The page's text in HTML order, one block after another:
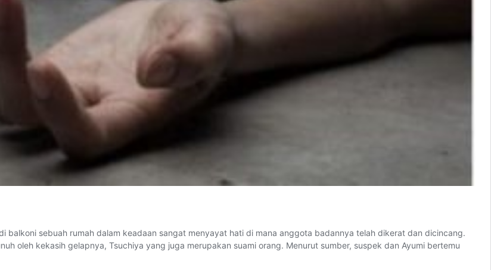
sebuah rumah dalam keadaan sangat menyayat hati di mana anggota badannya telah dikerat dan dicincang.
oleh kekasih gelapnya, Tsuchiya yang juga merupakan suami orang. Menurut sumber, suspek dan Ayumi bertemu